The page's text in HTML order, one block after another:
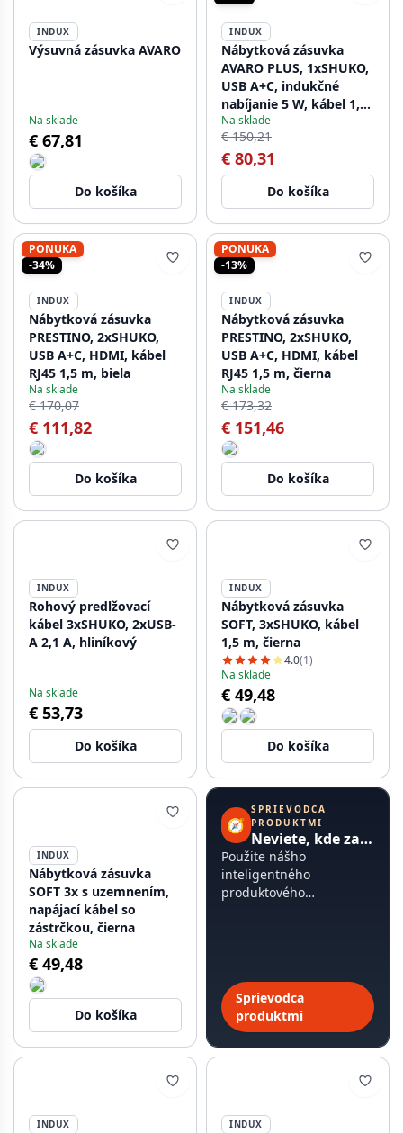
INDUX
Výsuvná zásuvka AVARO
Na sklade
€ 67,81
Do košíka
INDUX
Nábytková zásuvka
AVARO PLUS, 1xSHUKO,
USB A+C, indukčné
nabíjanie 5 W, kábel 1,5
m, čierna
Na sklade
€ 150,21
€ 80,31
Do košíka
PONUKA
-34%
INDUX
Nábytková zásuvka
PRESTINO, 2xSHUKO,
USB A+C, HDMI, kábel
RJ45 1,5 m, biela
Na sklade
€ 170,07
€ 111,82
Do košíka
PONUKA
-13%
INDUX
Nábytková zásuvka
PRESTINO, 2xSHUKO,
USB A+C, HDMI, kábel
RJ45 1,5 m, čierna
Na sklade
€ 173,32
€ 151,46
Do košíka
INDUX
Rohový predlžovací
kábel 3xSHUKO, 2xUSB-
A 2,1 A, hliníkový
Na sklade
€ 53,73
Do košíka
INDUX
Nábytková zásuvka
SOFT, 3xSHUKO, kábel
1,5 m, čierna
4.0(1)
Na sklade
€ 49,48
Do košíka
INDUX
Nábytková zásuvka
SOFT 3x s uzemnením,
napájací kábel so
zástrčkou, čierna
Na sklade
€ 49,48
Do košíka
🧭
SPRIEVODCA
PRODUKTMI
Neviete, kde začať?
Použite nášho
inteligentného
produktového
Sprievodca
produktmi
INDUX INDUX